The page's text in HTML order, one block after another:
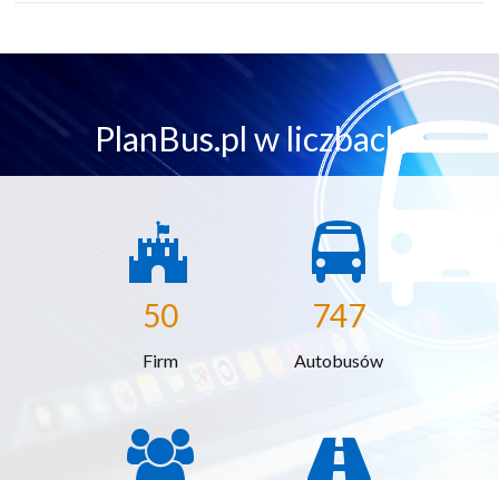
PlanBus.pl w liczbach
50
Firm
747
Autobusów